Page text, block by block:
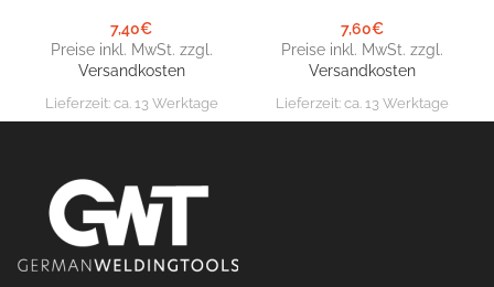
7,40€
Preise inkl. MwSt. zzgl.
Versandkosten
Lieferzeit: ca. 13 Werktage
7,60€
Preise inkl. MwSt. zzgl.
Versandkosten
Lieferzeit: ca. 13 Werktage